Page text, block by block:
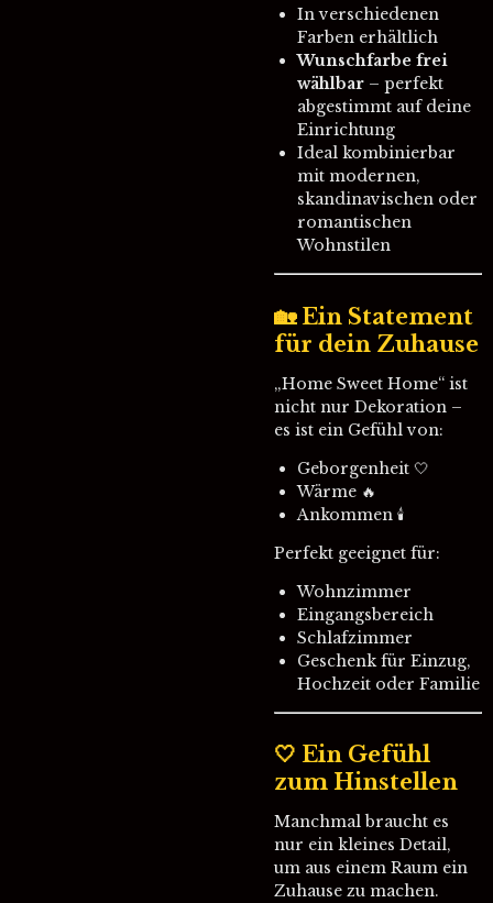
In verschiedenen
Farben erhältlich
Wunschfarbe frei
wählbar – perfekt
abgestimmt auf deine
Einrichtung
Ideal kombinierbar
mit modernen,
skandinavischen oder
romantischen
Wohnstilen
🏡 Ein Statement
für dein Zuhause
„Home Sweet Home“ ist
nicht nur Dekoration –
es ist ein Gefühl von:
Geborgenheit 🤍
Wärme 🔥
Ankommen 🕯️
Perfekt geeignet für:
Wohnzimmer
Eingangsbereich
Schlafzimmer
Geschenk für Einzug,
Hochzeit oder Familie
🤍 Ein Gefühl
zum Hinstellen
Manchmal braucht es
nur ein kleines Detail,
um aus einem Raum ein
Zuhause zu machen.